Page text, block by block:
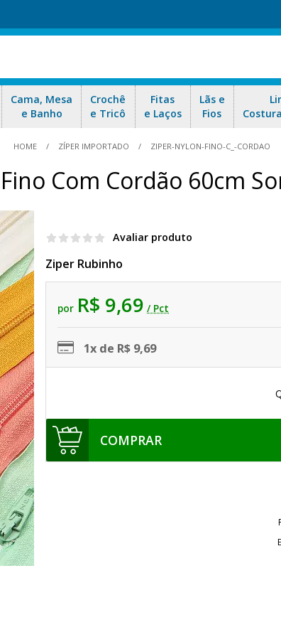
Cama, Mesa
e Banho
Crochê
e Tricô
Fitas
e Laços
Lãs e
Fios
HOME ZÍPER IMPORTADO ZIPER-NYLON-FINO-C_-CORDAO
Com Cordão 60cm
Avaliar produto
Ziper Rubinho
por R$ 9,69 / Pct
1x de R$ 9,69
COMPRAR